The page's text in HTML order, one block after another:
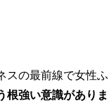
スの最前線で女性ふ
根強い意識がありま